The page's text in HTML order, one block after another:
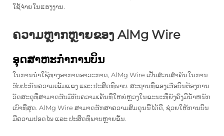
ໃຊ້ຈ່າຍໃນແຮງງານ.
ຄວາມຫຼາກຫຼາຍຂອງ AlMg Wire
ອຸດສາຫະກໍາການບິນ
ໃນການນໍາໃຊ້ທາງອາກາດອາວະກາດ, AlMg Wire ເປັນສ່ວນສໍາຄັນໃນການ
ຮັບປະກັນຄວາມເຂັ້ມແຂງ ແລະ ປະສິດທິພາບ. ສະຖານທີ່ຂອງເຮືອບິນຕ້ອງການ
ວັດສະດຸທີ່ສາມາດຮັບມືກັບຄວາມເຄັ້ນທີ່ໃຫຍ່ຫຼວງໃນຂະນະທີ່ຍັງຄົງມີນ້ໍາຫນັກ
ເບົາທີ່ສຸດ. AlMg Wire ສາມາດຮັກສາຄວາມສົມດຸນນີ້ໄດ້ດີ, ຊ່ວຍໃຫ້ການບິນ
ມີຄວາມປອດໄພ ແລະ ປະສິດທິພາບຫຼາຍຂຶ້ນ.